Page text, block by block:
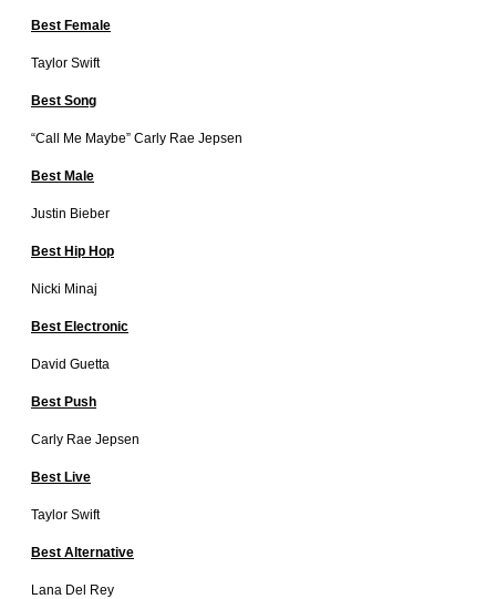
Best Female
Taylor Swift
Best Song
“Call Me Maybe” Carly Rae Jepsen
Best Male
Justin Bieber
Best Hip Hop
Nicki Minaj
Best Electronic
David Guetta
Best Push
Carly Rae Jepsen
Best Live
Taylor Swift
Best Alternative
Lana Del Rey